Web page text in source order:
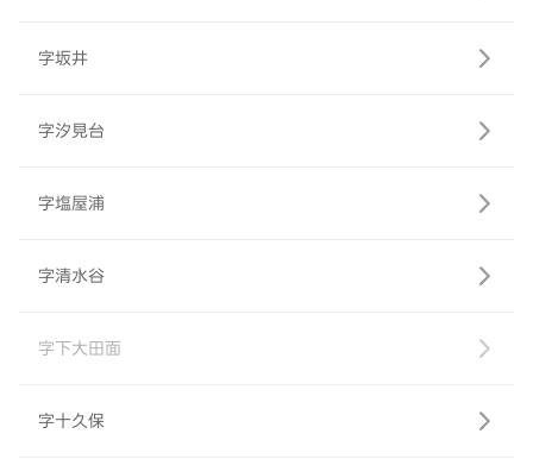
字坂井
字汐見台
字塩屋浦
字清水谷
字下大田面
字十久保